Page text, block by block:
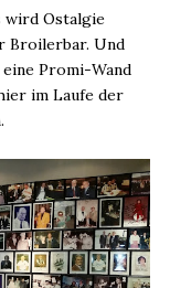
wird Ostalgie
Broilerbar. Und
Promi-Wand
im Laufe der